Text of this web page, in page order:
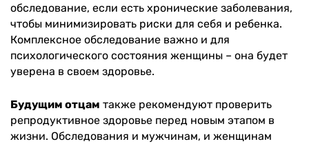
обследование, если есть хронические заболевания,
чтобы минимизировать риски для себя и ребенка.
Комплексное обследование важно и для
психологического состояния женщины – она будет
уверена в своем здоровье.
Будущим отцам также рекомендуют проверить
репродуктивное здоровье перед новым этапом в
жизни. Обследования и мужчинам, и женщинам